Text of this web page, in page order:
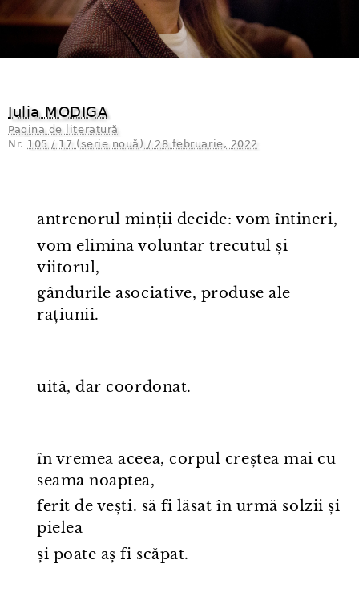
Iulia MODIGA
Pagina de literatură
Nr. 105 / 17 (serie nouă) / 28 februarie, 2022
antrenorul minții decide: vom întineri,
vom elimina voluntar trecutul și
viitorul,
gândurile asociative, produse ale
rațiunii.
uită, dar coordonat.
în vremea aceea, corpul creștea mai cu
seama noaptea,
ferit de vești. să fi lăsat în urmă solzii și
pielea
și poate aș fi scăpat.